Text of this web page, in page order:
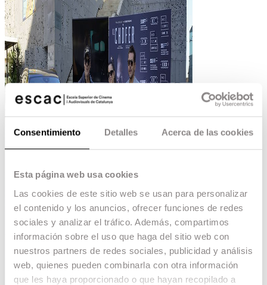
Consentimiento Detalles Acerca de las cookies
Esta página web usa cookies
Las cookies de este sitio web se usan para personalizar
el contenido y los anuncios, ofrecer funciones de redes
sociales y analizar el tráfico. Además, compartimos
información sobre el uso que haga del sitio web con
nuestros partners de redes sociales, publicidad y análisis
web, quienes pueden combinarla con otra información
que les haya proporcionado o que hayan recopilado a